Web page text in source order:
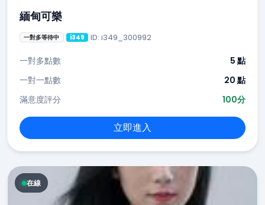
緬甸可樂
一對多等待中 i349 ID: i349_300992
一對多點數
5 點
一對一點數
20 點
滿意度評分
100分
立即進入
在線